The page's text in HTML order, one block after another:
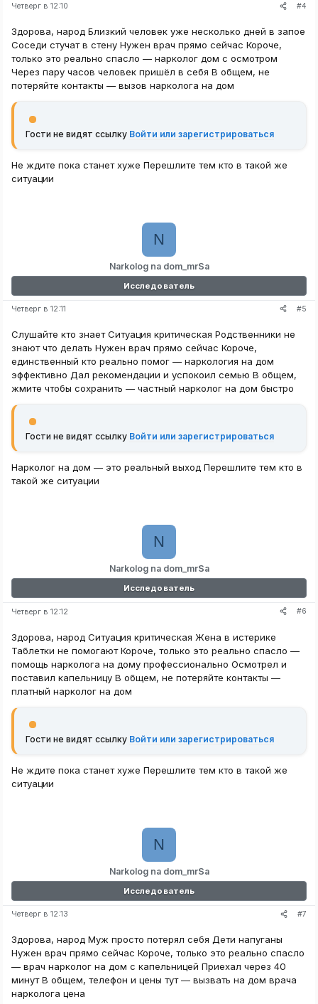
Четверг в 12:10 #4
Здорова, народ Близкий человек уже несколько дней в запое
Соседи стучат в стену Нужен врач прямо сейчас Короче,
только это реально спасло — нарколог дом с осмотром
Через пару часов человек пришёл в себя В общем, не
потеряйте контакты — вызов нарколога на дом
Гости не видят ссылку Войти или зарегистрироваться
Не ждите пока станет хуже Перешлите тем кто в такой же
ситуации
Narkolog na dom_mrSa
N
Исследователь
Четверг в 12:11 #5
Слушайте кто знает Ситуация критическая Родственники не
знают что делать Нужен врач прямо сейчас Короче,
единственный кто реально помог — наркология на дом
эффективно Дал рекомендации и успокоил семью В общем,
жмите чтобы сохранить — частный нарколог на дом быстро
Гости не видят ссылку Войти или зарегистрироваться
Нарколог на дом — это реальный выход Перешлите тем кто в
такой же ситуации
Narkolog na dom_mrSa
N
Исследователь
Четверг в 12:12 #6
Здорова, народ Ситуация критическая Жена в истерике
Таблетки не помогают Короче, только это реально спасло —
помощь нарколога на дому профессионально Осмотрел и
поставил капельницу В общем, не потеряйте контакты —
платный нарколог на дом
Гости не видят ссылку Войти или зарегистрироваться
Не ждите пока станет хуже Перешлите тем кто в такой же
ситуации
Narkolog na dom_mrSa
N
Исследователь
Четверг в 12:13 #7
Здорова, народ Муж просто потерял себя Дети напуганы
Нужен врач прямо сейчас Короче, только это реально спасло
— врач нарколог на дом с капельницей Приехал через 40
минут В общем, телефон и цены тут — вызвать на дом врача
нарколога цена